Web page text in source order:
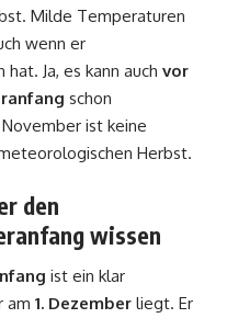
Milde Temperaturen
wenn er
Ja, es kann auch vor
schon
ist keine
Herbst.
den
wissen
ist ein klar
am 1. Dezember liegt. Er